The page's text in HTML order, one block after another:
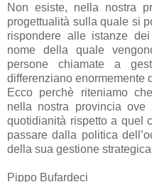
Non esiste, nella nostra
progettualità sulla quale si
rispondere alle istanze
nome della quale
persone chiamate a
differenziano enormemente
Ecco perchè riteniamo
nella nostra provincia
quotidianità rispetto a quel
passare dalla politica
della sua gestione
Pippo Bufardeci